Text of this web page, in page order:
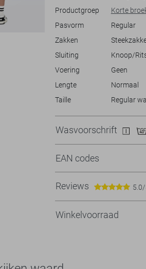
Productgroep
Korte
Pasvorm
Regular
Zakken
Sluiting
Knoop/
Voering
Geen
Lengte
Normaal
Taille
Regular
Wasvoorschrift
EAN codes
Reviews
Winkelvoorraad